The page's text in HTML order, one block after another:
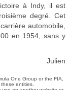
à Indy, il est
degré. Cet
automobile,
en 1954, sans y
Julien
One Group or the FIA,
entities.